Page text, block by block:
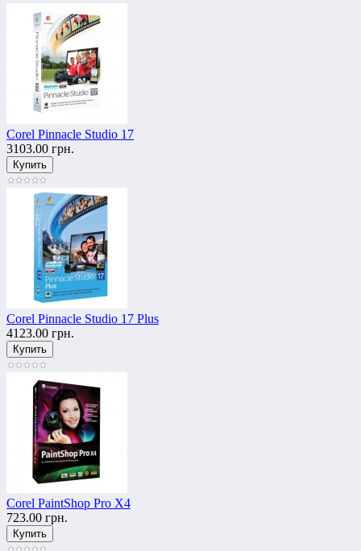
Corel Pinnacle Studio 17
3103.00 грн.
Corel Pinnacle Studio 17 Plus
4123.00 грн.
Corel PaintShop Pro X4
723.00 грн.